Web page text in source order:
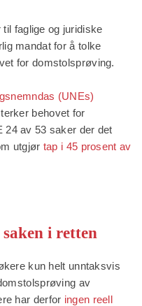
faglige og juridiske
mandat for å tolke
for domstolsprøving.
(UNEs)
behovet for
24 av 53 saker der det
utgjør tap i 45 prosent av
i retten
kun helt unntaksvis
av
har derfor ingen reell